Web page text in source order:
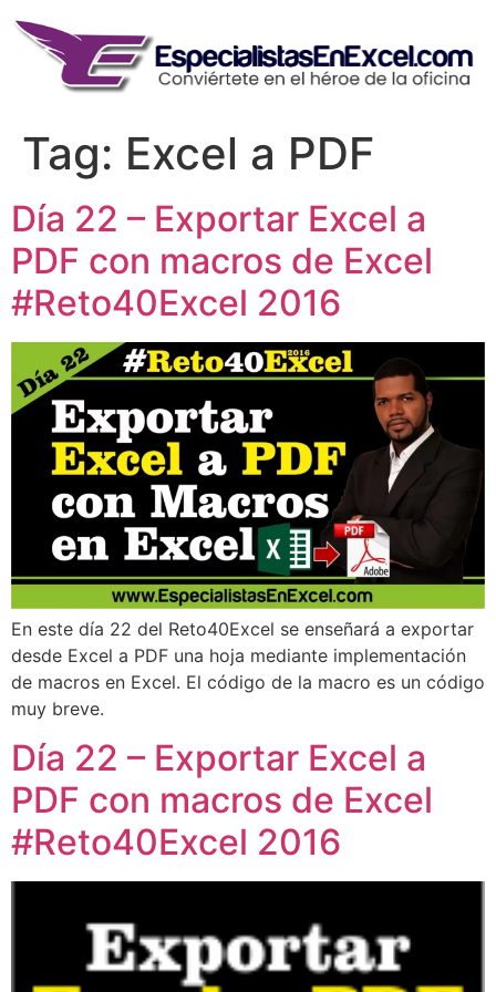
content
Tag: Excel a PDF
Día 22 – Exportar Excel a
PDF con macros de Excel
#Reto40Excel 2016
En este día 22 del Reto40Excel se enseñará a exportar
desde Excel a PDF una hoja mediante implementación
de macros en Excel. El código de la macro es un código
muy breve.
Día 22 – Exportar Excel a
PDF con macros de Excel
#Reto40Excel 2016